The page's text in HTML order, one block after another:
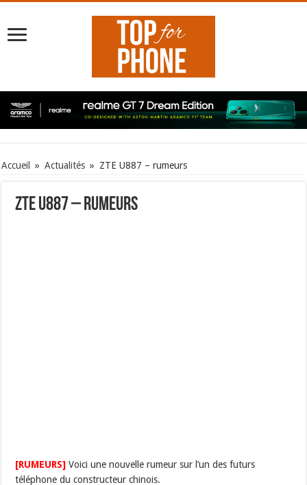
Accueil » Actualités » ZTE U887 – rumeurs
ZTE U887 – rumeurs
[RUMEURS] Voici une nouvelle rumeur sur l’un des futurs
téléphone du constructeur chinois.